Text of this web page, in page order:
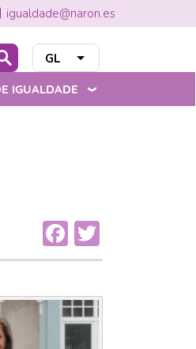
igualdade@naron.es
GL List additional
IGUALDADE
Facebook